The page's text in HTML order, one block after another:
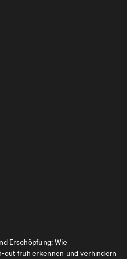
Erschöpfung: Wie
out früh erkennen und verhindern